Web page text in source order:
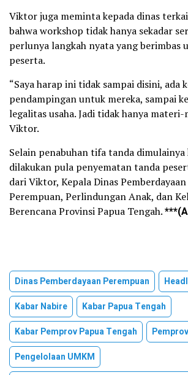
Viktor juga meminta kepada dinas
bahwa workshop tidak hanya sekadar
perlunya langkah nyata yang berimbas
peserta.
“Saya harap ini tidak sampai disini, ada
pendampingan untuk mereka, sampai
legalitas usaha. Jadi tidak hanya materi-
Viktor.
Selain penabuhan tifa tanda dimulainya
dilakukan pula penyematan tanda
dari Viktor, Kepala Dinas Pemberdayaan
Perempuan, Perlindungan Anak, dan
Berencana Provinsi Papua Tengah.
Dinas Pemberdayaan Perempuan
Kabar Nabire
Kabar Papua Tengah
Kabar Pemprov Papua Tengah
Pengelolaan UMKM